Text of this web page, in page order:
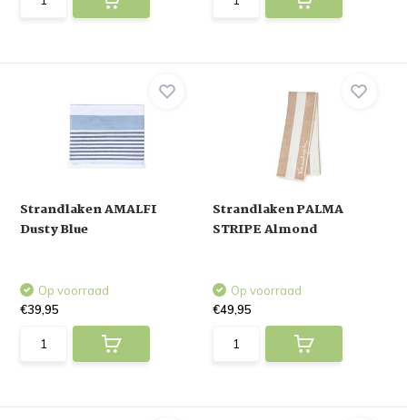
Strandlaken AMALFI
Dusty Blue
Op voorraad
€39,95
Strandlaken PALMA
STRIPE Almond
Op voorraad
€49,95